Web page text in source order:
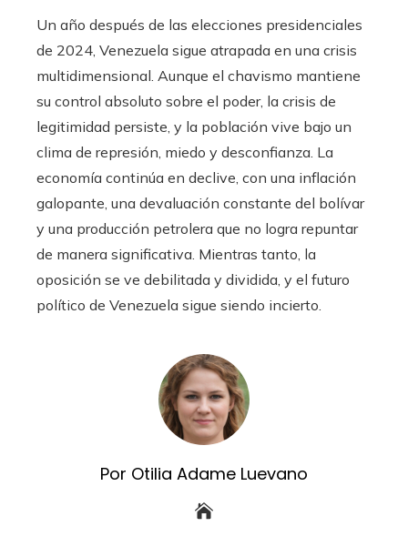
Un año después de las elecciones presidenciales
de 2024, Venezuela sigue atrapada en una crisis
multidimensional. Aunque el chavismo mantiene
su control absoluto sobre el poder, la crisis de
legitimidad persiste, y la población vive bajo un
clima de represión, miedo y desconfianza. La
economía continúa en declive, con una inflación
galopante, una devaluación constante del bolívar
y una producción petrolera que no logra repuntar
de manera significativa. Mientras tanto, la
oposición se ve debilitada y dividida, y el futuro
político de Venezuela sigue siendo incierto.
Por Otilia Adame Luevano